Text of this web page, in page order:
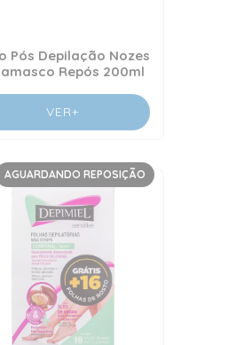
Pós Depilação Nozes
Repós 200ml
VER+
AGUARDANDO REPOSIÇÃO